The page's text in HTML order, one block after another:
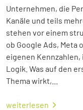
Unternehmen, die
Kanäle und teils
stehen vor einem
ob Google Ads, Meta
eigenen
Logik. Was auf den
Thema wirkt,...
weiterlesen